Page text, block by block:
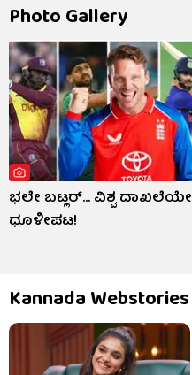
Photo Gallery
ಭಲೇ ಬಟ್ಲರ್... ವಿಶ್ವ ದಾಖಲೆಯೇ
ಧೂಳೀಪಟ!
Kannada Webstories